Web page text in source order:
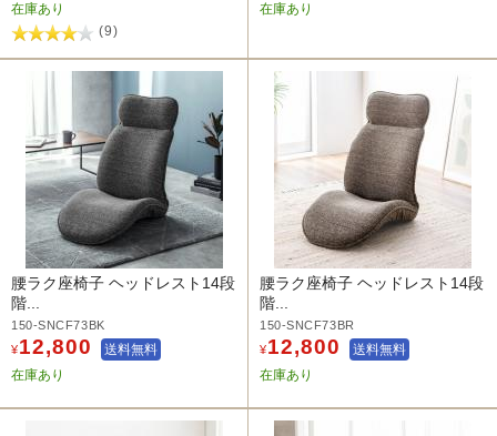
在庫あり
(9)
在庫あり
腰ラク座椅子 ヘッドレスト14段
階...
150-SNCF73BK
¥12,800
送料無料
在庫あり
腰ラク座椅子 ヘッドレスト14段
階...
150-SNCF73BR
¥12,800
送料無料
在庫あり